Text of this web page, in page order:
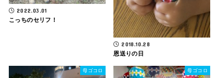
2022.03.01
こっちのセリフ！
2018.10.28
恩送りの日
母ゴコロ 母ゴコロ